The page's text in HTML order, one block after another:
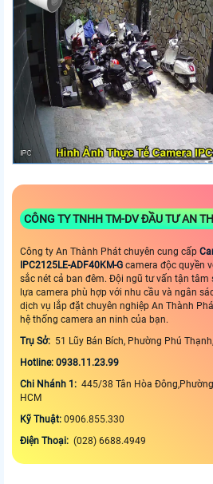
CÔNG TY TNHH TM-DV ĐẦU TƯ AN
Công ty An Thành Phát chuyên cung cấp
IPC2125LE-ADF40KM-G camera độc quyền
sắc nét cả ban đêm. Đội ngũ tư vấn tận tâm
lựa camera phù hợp với nhu cầu và ngân
dịch vụ lắp đặt chuyên nghiệp An Thành
hệ thống camera an ninh của bạn.
Trụ Sở: 51 Lũy Bán Bích, Phường Phú
Hotline: 0938.11.23.99
Chi Nhánh 1: 445/38 Tân Hòa
HCM
Kỹ Thuật: 0906.855.330
Điện Thoại: (028) 6688.4949